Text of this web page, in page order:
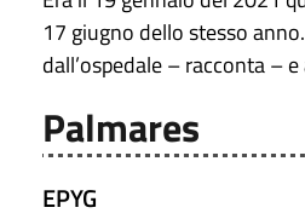
17 giugno dello stesso
dall’ospedale – racconta –
Palmares
EPYG